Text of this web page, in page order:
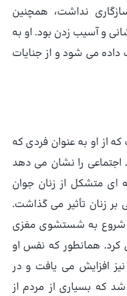
نداشت، همچنین
و آسیب‌ زدن بود. او به
نسبت داده می شود و از جنایات
از او به عنوان فردی که
اجتماعی را نشان می دهد
ای متشکل از زنان جوان
بر زنان تأثیر می گذاشت.
شروع به شستشوی مغزی
کرد. همانطور که نفس او
افزایش می یافت و در
که بسیاری از مردم از